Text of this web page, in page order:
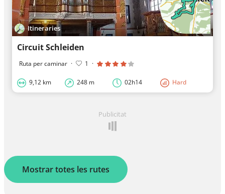
Itineraries
Circuit Schleiden
Ruta per caminar · 1 ·
9,12 km 248 m 02h14 Hard
Publicitat
Mostrar totes les rutes